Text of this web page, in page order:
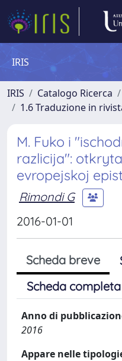
IRIS
IRIS Catalogo Ricerca
1.6 Traduzione in
M. Fuko i
razlicija":
evropejskoj
Rimondi G
2016-01-01
Scheda breve
Scheda
Anno di
2016
Appare nelle